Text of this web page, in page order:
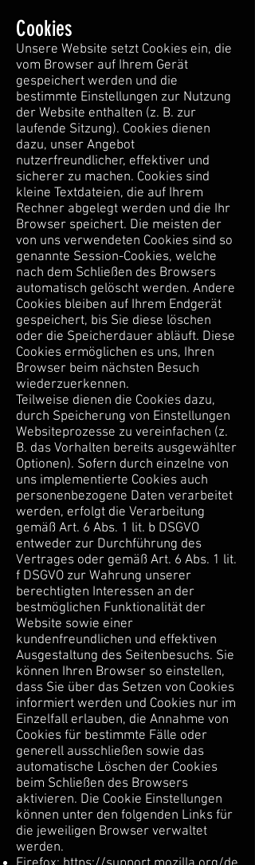
Cookies
Unsere Website setzt Cookies ein, die
vom Browser auf Ihrem Gerät
gespeichert werden und die
bestimmte Einstellungen zur Nutzung
der Website enthalten (z. B. zur
laufende Sitzung). Cookies dienen
dazu, unser Angebot
nutzerfreundlicher, effektiver und
sicherer zu machen. Cookies sind
kleine Textdateien, die auf Ihrem
Rechner abgelegt werden und die Ihr
Browser speichert. Die meisten der
von uns verwendeten Cookies sind so
genannte Session-Cookies, welche
nach dem Schließen des Browsers
automatisch gelöscht werden. Andere
Cookies bleiben auf Ihrem Endgerät
gespeichert, bis Sie diese löschen
oder die Speicherdauer abläuft. Diese
Cookies ermöglichen es uns, Ihren
Browser beim nächsten Besuch
wiederzuerkennen.
Teilweise dienen die Cookies dazu,
durch Speicherung von Einstellungen
Websiteprozesse zu vereinfachen (z.
B. das Vorhalten bereits ausgewählter
Optionen). Sofern durch einzelne von
uns implementierte Cookies auch
personenbezogene Daten verarbeitet
werden, erfolgt die Verarbeitung
gemäß Art. 6 Abs. 1 lit. b DSGVO
entweder zur Durchführung des
Vertrages oder gemäß Art. 6 Abs. 1 lit.
f DSGVO zur Wahrung unserer
berechtigten Interessen an der
bestmöglichen Funktionalität der
Website sowie einer
kundenfreundlichen und effektiven
Ausgestaltung des Seitenbesuchs. Sie
können Ihren Browser so einstellen,
dass Sie über das Setzen von Cookies
informiert werden und Cookies nur im
Einzelfall erlauben, die Annahme von
Cookies für bestimmte Fälle oder
generell ausschließen sowie das
automatische Löschen der Cookies
beim Schließen des Browsers
aktivieren. Die Cookie Einstellungen
können unter den folgenden Links für
die jeweiligen Browser verwaltet
werden.